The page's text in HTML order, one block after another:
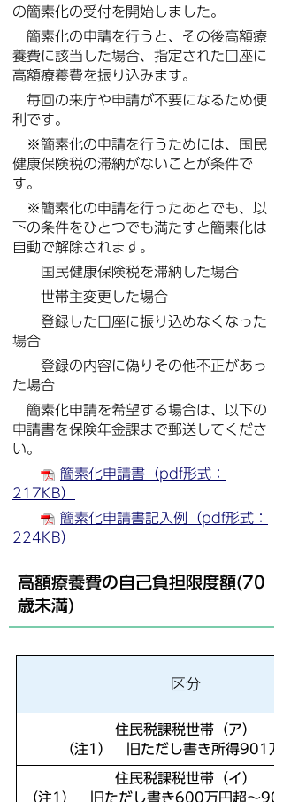
の簡素化の受付を開始しました。
簡素化の申請を行うと、その後高額療
養費に該当した場合、指定された口座に
高額療養費を振り込みます。
毎回の来庁や申請が不要になるため便
利です。
※簡素化の申請を行うためには、国民
健康保険税の滞納がないことが条件で
す。
※簡素化の申請を行ったあとでも、以
下の条件をひとつでも満たすと簡素化は
自動で解除されます。
国民健康保険税を滞納した場合
世帯主変更した場合
登録した口座に振り込めなくなった
場合
登録の内容に偽りその他不正があっ
た場合
簡素化申請を希望する場合は、以下の
申請書を保険年金課まで郵送してくださ
い。
簡素化申請書（pdf形式：
217KB）
簡素化申請書記入例（pdf形式：
224KB）
高額療養費の自己負担限度額(70
歳未満)
区分
住民税課税世帯（ア）
（注1）
旧ただし書き所得901万
住民税課税世帯（イ）
（注1）
旧ただし書き600万円超～